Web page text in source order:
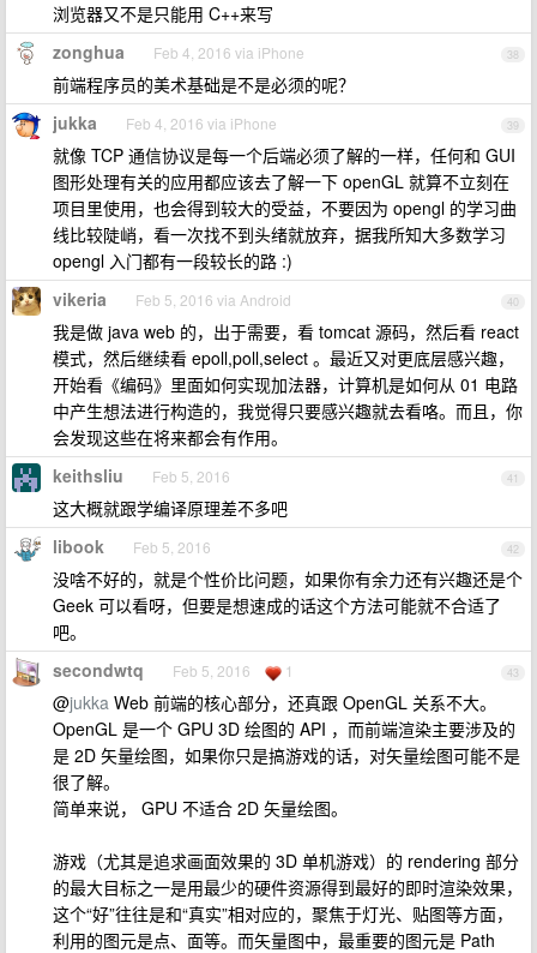
浏览器又不是只能用 C++来写
38
zonghua Feb 4, 2016 via iPhone
前端程序员的美术基础是不是必须的呢？
39
jukka Feb 4, 2016 via iPhone
就像 TCP 通信协议是每一个后端必须了解的一样，任何和 GUI
图形处理有关的应用都应该去了解一下 openGL 就算不立刻在
项目里使用，也会得到较大的受益，不要因为 opengl 的学习曲
线比较陡峭，看一次找不到头绪就放弃，据我所知大多数学习
opengl 入门都有一段较长的路 :)
40
vikeria Feb 5, 2016 via Android
我是做 java web 的，出于需要，看 tomcat 源码，然后看 react
模式，然后继续看 epoll,poll,select 。最近又对更底层感兴趣，
开始看《编码》里面如何实现加法器，计算机是如何从 01 电路
中产生想法进行构造的，我觉得只要感兴趣就去看咯。而且，你
会发现这些在将来都会有作用。
41
keithsliu Feb 5, 2016
这大概就跟学编译原理差不多吧
42
libook Feb 5, 2016
没啥不好的，就是个性价比问题，如果你有余力还有兴趣还是个
Geek 可以看呀，但要是想速成的话这个方法可能就不合适了
吧。
43
secondwtq Feb 5, 2016 1
@jukka Web 前端的核心部分，还真跟 OpenGL 关系不大。
OpenGL 是一个 GPU 3D 绘图的 API ，而前端渲染主要涉及的
是 2D 矢量绘图，如果你只是搞游戏的话，对矢量绘图可能不是
很了解。
简单来说， GPU 不适合 2D 矢量绘图。
游戏（尤其是追求画面效果的 3D 单机游戏）的 rendering 部分
的最大目标之一是用最少的硬件资源得到最好的即时渲染效果，
这个“好”往往是和“真实”相对应的，聚焦于灯光、贴图等方面，
利用的图元是点、面等。而矢量图中，最重要的图元是 Path